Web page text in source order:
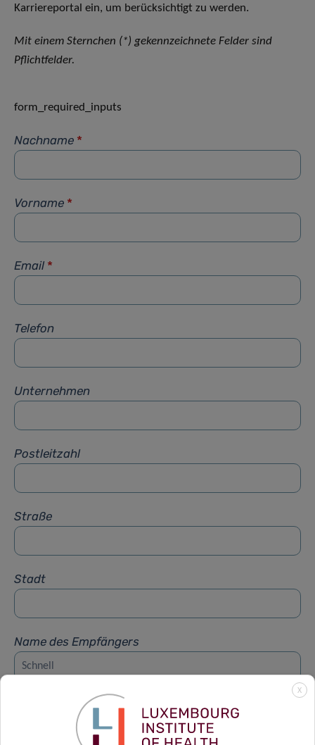
Karriereportal ein, um berücksichtigt zu werden.
Mit einem Sternchen (*) gekennzeichnete Felder sind
Pflichtfelder.
form_required_inputs
Nachname *
Vorname *
Email *
Telefon
Unternehmen
Postleitzahl
Straße
Stadt
Name des Empfängers
Vorname des Empfängers
X